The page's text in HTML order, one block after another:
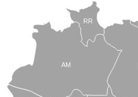
RR
AM